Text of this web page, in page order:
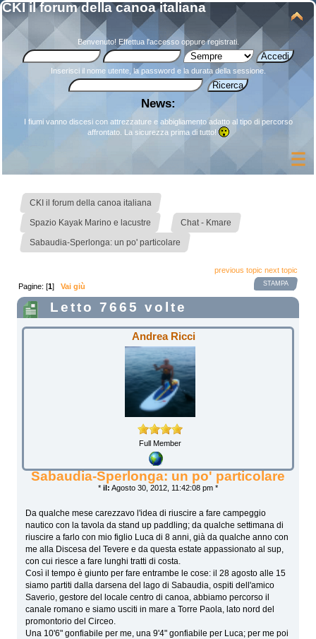
CKI il forum della canoa italiana
Benvenuto! Effettua l'accessooppureregistrati.
Inserisci il nome utente, la password e la durata della sessione.
News:
I fiumi vanno discesi con attrezzature e abbigliamento adatto al tipo di percorso
affrontato. La sicurezza prima di tutto!
CKI il forum della canoa italiana
Spazio Kayak Marino e lacustre Chat - Kmare
Sabaudia-Sperlonga: un po' particolare
previous topic next topic
STAMPA
Pagine: [1]Vai giù
Letto 7665 volte
Andrea Ricci
Full Member
Sabaudia-Sperlonga: un po' particolare
* il: Agosto 30, 2012, 11:42:08 pm *
Da qualche mese carezzavo l'idea di riuscire a fare campeggio
nautico con la tavola da stand up paddling; da qualche settimana di
riuscire a farlo con mio figlio Luca di 8 anni, già da qualche anno con
me alla Discesa del Tevere e da questa estate appassionato al sup,
con cui riesce a fare lunghi tratti di costa.
Così il tempo è giunto per fare entrambe le cose: il 28 agosto alle 15
siamo partiti dalla darsena del lago di Sabaudia, ospiti dell'amico
Saverio, gestore del locale centro di canoa, abbiamo percorso il
canale romano e siamo usciti in mare a Torre Paola, lato nord del
promontorio del Circeo.
Una 10'6" gonfiabile per me, una 9'4" gonfiabile per Luca; per me poi